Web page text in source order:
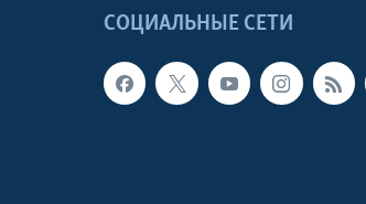
СОЦИАЛЬНЫЕ СЕТИ